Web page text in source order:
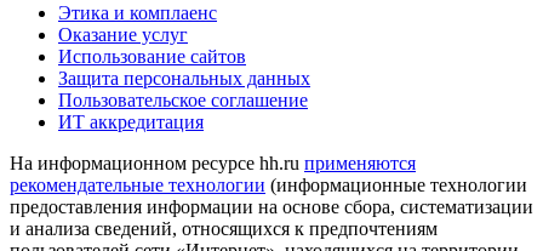
Этика и комплаенс
Оказание услуг
Использование сайтов
Защита персональных данных
Пользовательское соглашение
ИТ аккредитация
На информационном ресурсе hh.ru применяются
рекомендательные технологии (информационные технологии
предоставления информации на основе сбора, систематизации
и анализа сведений, относящихся к предпочтениям